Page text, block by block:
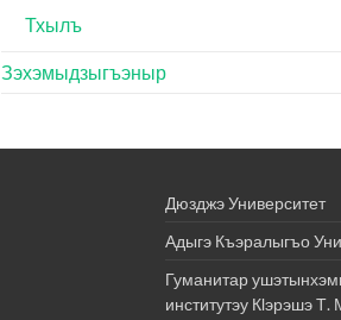
Тхылъ
Зэхэмыдзыгъэныр
Дюзджэ Университет
Адыгэ Къэралыгъо
Гуманитар
институтэу Кӏэрэшэ